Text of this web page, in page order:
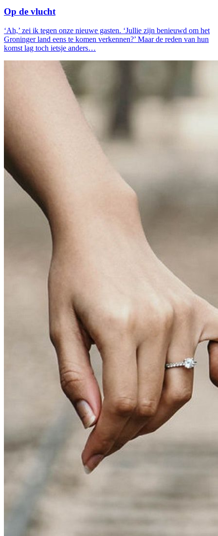
Op de vlucht
‘Ah,’ zei ik tegen onze nieuwe gasten. ‘Jullie zijn benieuwd om het
Groninger land eens te komen verkennen?’ Maar de reden van hun
komst lag toch ietsje anders…